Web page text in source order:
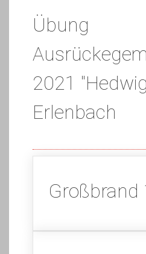
Übung
2021
Erlenbach
Großbrand